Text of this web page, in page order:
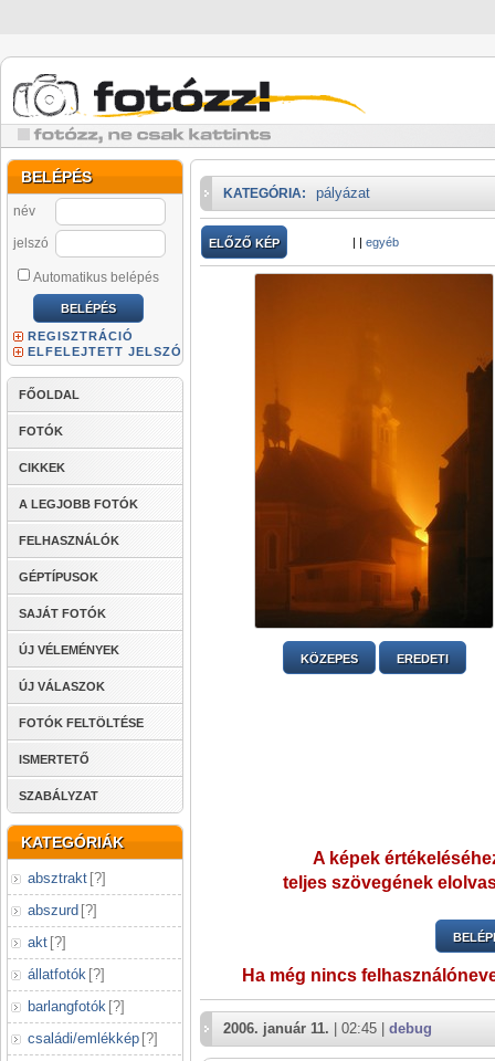
BELÉPÉS
név
jelszó
Automatikus belépés
REGISZTRÁCIÓ
ELFELEJTETT JELSZÓ
FŐOLDAL
FOTÓK
CIKKEK
A LEGJOBB FOTÓK
FELHASZNÁLÓK
GÉPTÍPUSOK
SAJÁT FOTÓK
ÚJ VÉLEMÉNYEK
ÚJ VÁLASZOK
FOTÓK FELTÖLTÉSE
ISMERTETŐ
SZABÁLYZAT
KATEGÓRIÁK
absztrakt [?]
abszurd [?]
akt [?]
állatfotók [?]
barlangfotók [?]
családi/emlékkép [?]
KATEGÓRIA: pályázat
ELŐZŐ KÉP | | egyéb
KÖZEPES EREDETI
A képek
teljes szövegének
Ha még nincs
2006. január 11. | 02:45 | debug